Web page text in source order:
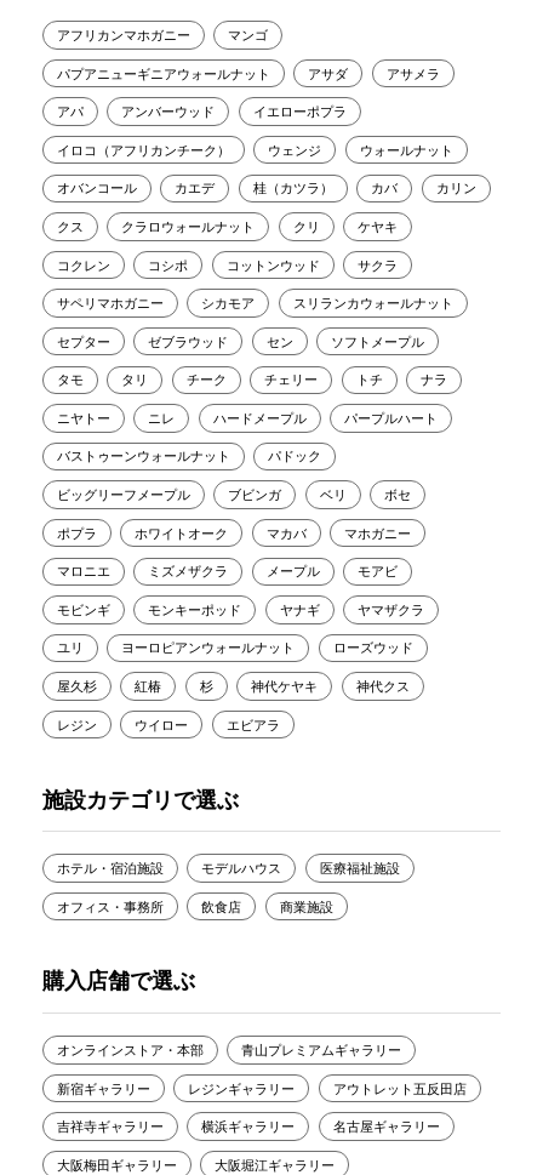
アフリカンマホガニー マンゴ
パプアニューギニアウォールナット アサダ アサメラ
アパ アンバーウッド イエローポプラ
イロコ（アフリカンチーク） ウェンジ ウォールナット
オバンコール カエデ 桂（カツラ） カバ カリン
クス クラロウォールナット クリ ケヤキ
コクレン コシポ コットンウッド サクラ
サペリマホガニー シカモア スリランカウォールナット
セプター ゼブラウッド セン ソフトメープル
タモ タリ チーク チェリー トチ ナラ
ニヤトー ニレ ハードメープル パープルハート
バストゥーンウォールナット パドック
ビッグリーフメープル ブビンガ ベリ ボセ
ポプラ ホワイトオーク マカバ マホガニー
マロニエ ミズメザクラ メープル モアビ
モビンギ モンキーポッド ヤナギ ヤマザクラ
ユリ ヨーロピアンウォールナット ローズウッド
屋久杉 紅椿 杉 神代ケヤキ 神代クス
レジン ウイロー エビアラ
施設カテゴリで選ぶ
ホテル・宿泊施設 モデルハウス 医療福祉施設
オフィス・事務所 飲食店 商業施設
購入店舗で選ぶ
オンラインストア・本部 青山プレミアムギャラリー
新宿ギャラリー レジンギャラリー アウトレット五反田店
吉祥寺ギャラリー 横浜ギャラリー 名古屋ギャラリー
大阪梅田ギャラリー 大阪堀江ギャラリー